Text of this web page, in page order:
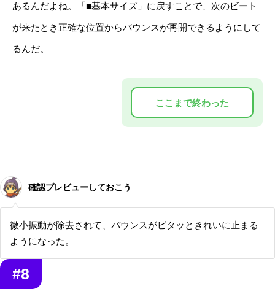
あるんだよね。「■基本サイズ」に戻すことで、次のビート
が来たとき正確な位置からバウンスが再開できるようにして
るんだ。
確認プレビューしておこう
微小振動が除去されて、バウンスがピタッときれいに止まる
ようになった。
#8